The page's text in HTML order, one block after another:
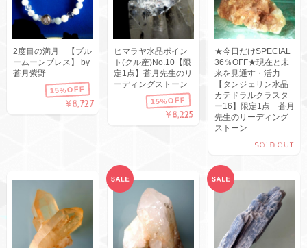
2度目の満月 【ブル
ームーンブレス】 by
蒼月紫野
15%OFF
¥8,727
ヒマラヤ水晶ポイン
ト(クル産)No.10【限
定1点】蒼月先生のリ
ーディングストーン
15%OFF
¥8,225
★今日だけSPECIAL
36％OFF★現在と未
来を見通す・活力
【タンジェリン水晶
カテドラルクラスタ
ー16】限定1点 蒼月
先生のリーディング
ストーン
SOLD OUT